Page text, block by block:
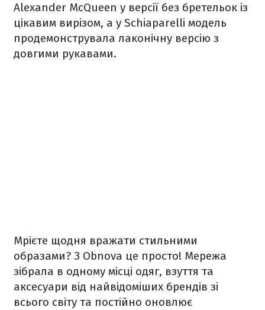
Alexander McQueen у версії без бретельок із
цікавим вирізом, а у Schiaparelli модель
продемонструвала лаконічну версію з
довгими рукавами.
Мрієте щодня вражати стильними
образами? З Obnova це просто! Мережа
зібрала в одному місці одяг, взуття та
аксесуари від найвідоміших брендів зі
всього світу та постійно оновлює